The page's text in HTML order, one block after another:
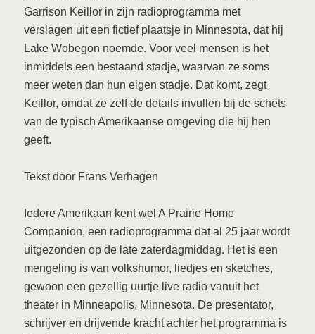
Garrison Keillor in zijn radioprogramma met
verslagen uit een fictief plaatsje in Minnesota, dat hij
Lake Wobegon noemde. Voor veel mensen is het
inmiddels een bestaand stadje, waarvan ze soms
meer weten dan hun eigen stadje. Dat komt, zegt
Keillor, omdat ze zelf de details invullen bij de schets
van de typisch Amerikaanse omgeving die hij hen
geeft.
Tekst door Frans Verhagen
Iedere Amerikaan kent wel A Prairie Home
Companion, een radioprogramma dat al 25 jaar wordt
uitgezonden op de late zaterdagmiddag. Het is een
mengeling is van volkshumor, liedjes en sketches,
gewoon een gezellig uurtje live radio vanuit het
theater in Minneapolis, Minnesota. De presentator,
schrijver en drijvende kracht achter het programma is